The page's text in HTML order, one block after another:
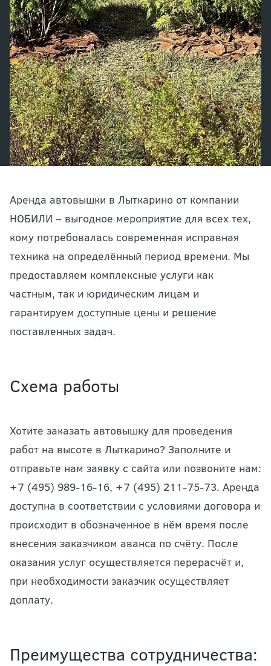
Аренда автовышки в Лыткарино от компании
НОБИЛИ – выгодное мероприятие для всех тех,
кому потребовалась современная исправная
техника на определённый период времени. Мы
предоставляем комплексные услуги как
частным, так и юридическим лицам и
гарантируем доступные цены и решение
поставленных задач.
Схема работы
Хотите заказать автовышку для проведения
работ на высоте в Лыткарино? Заполните и
отправьте нам заявку с сайта или позвоните нам:
+7 (495) 989-16-16, +7 (495) 211-75-73. Аренда
доступна в соответствии с условиями договора и
происходит в обозначенное в нём время после
внесения заказчиком аванса по счёту. После
оказания услуг осуществляется перерасчёт и,
при необходимости заказчик осуществляет
доплату.
Преимущества сотрудничества: